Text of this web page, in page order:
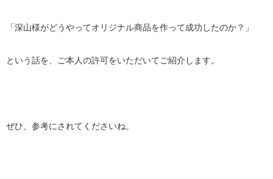
「深山様がどうやってオリジナル商品を作って成功したのか？」
という話を、ご本人の許可をいただいてご紹介します。
ぜひ、参考にされてくださいね。